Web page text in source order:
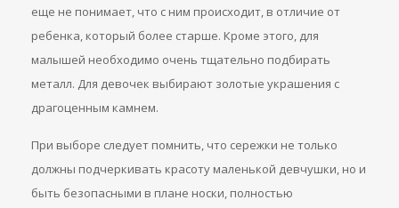
еще не понимает, что с ним происходит, в отличие от
ребенка, который более старше. Кроме этого, для
малышей необходимо очень тщательно подбирать
металл. Для девочек выбирают золотые украшения с
драгоценным камнем.
При выборе следует помнить, что сережки не только
должны подчеркивать красоту маленькой девчушки, но и
быть безопасными в плане носки, полностью